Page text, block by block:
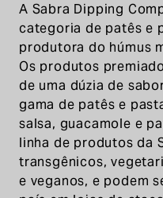
A Sabra Dipping
categoria de patês e
produtora do húmus
Os produtos
de uma dúzia de
gama de patês e
salsa, guacamole e
linha de produtos da
transgênicos,
e veganos, e podem